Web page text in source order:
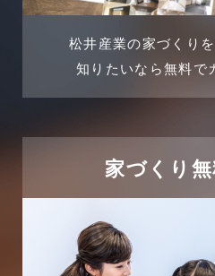
売買物件
太陽光発電活用事例
市民リフォームサービス
2024年4月
2024年2月
2023年12月
2023年11月
松井産業の家づくり
知りたいなら無料で
家づくり